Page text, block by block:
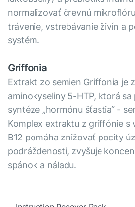
normalizovať črevnú
trávenie, vstrebávanie živín a
systém.
Griffonia
Extrakt zo semien Griffonia je
aminokyseliny 5-HTP, ktorá sa
syntéze „hormónu šťastia“ -
Komplex extraktu z griffónie s
B12 pomáha znižovať pocity
podráždenosti, zvyšuje
spánok a náladu.